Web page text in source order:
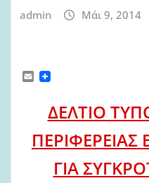
admin Μάι 9, 2014
E
m
ΔΕΛΤΙΟ
ΠΕΡΙΦΕΡΕΙΑΣ
ΓΙΑ